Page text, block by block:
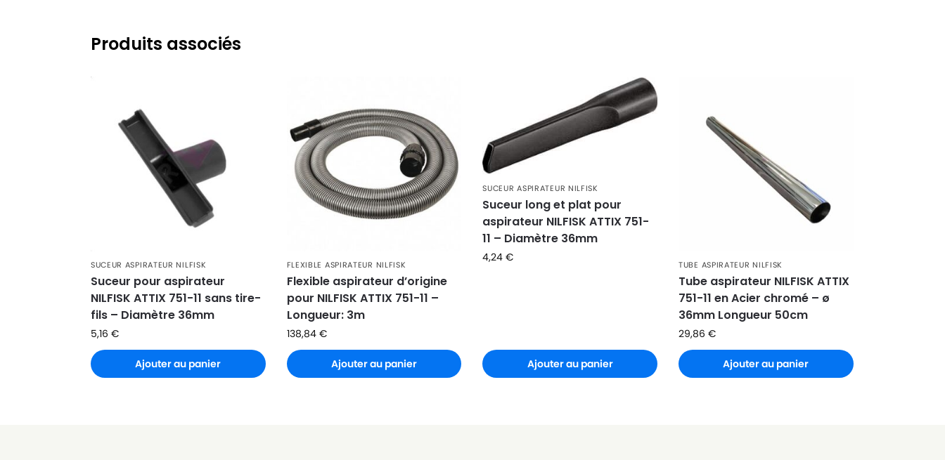
NILFISK
NILFISK ATTIX 751-2 M
NILFISK ATTIX 965-0 H/M
NILFISK ATTIX 965-21
NILFISK IVB 5
NILFISK IVB 50
NILFISK
NILFISK IVB 9
NILFISK
NILFISK VHS 40
NILFISK
Produits associés
SUCEUR ASPIRATEUR NILFISK
Suceur pour aspirateur
NILFISK ATTIX 751-11 sans tire-
fils – Diamètre 36mm
5,16 €
Ajouter au panier
FLEXIBLE ASPIRATEUR NILFISK
Flexible aspirateur d’origine
pour NILFISK ATTIX 751-11 –
Longueur: 3m
138,84 €
Ajouter au panier
SUCEUR ASPIRATEUR NILFISK
Suceur long et plat pour
aspirateur NILFISK ATTIX 751-
11 – Diamètre 36mm
4,24€
Ajouter au panier
TUBE ASPIRATEUR NILFISK
Tube aspirateur NILFISK ATTIX
751-11 en Acier chromé – ø
36mm Longueur 50cm
29,86€
Ajouter au panier